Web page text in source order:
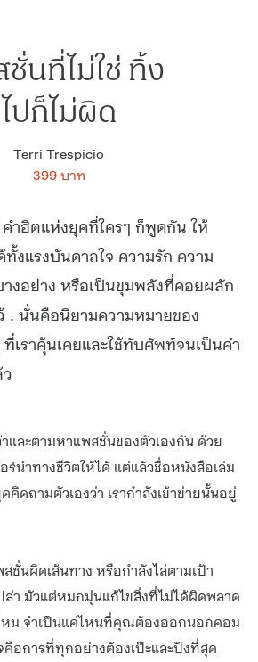
นที่ไม่ใช่ ทิ้ง
ไปก็ไม่ผิด
Terri Trespicio
399 บาท
ำฮิตแห่งยุคที่ใครๆ ก็พูดกัน ให้
งแรงบันดาลใจ ความรัก ความ
งอย่าง หรือเป็นขุมพลังที่คอยผลัก
. นั่นคือนิยามความหมายของ
เราคุ้นเคยและใช้ทับศัพท์จนเป็นคำ
และตามหาแพสชั่นของตัวเองกัน ด้วย
อร์นำทางชีวิตให้ได้ แต่แล้วชื่อหนังสือเล่ม
ดถามตัวเองว่า เรากำลังเข้าข่ายนั้นอยู่
ชั่นผิดเส้นทาง หรือกำลังไล่ตามเป้า
า มัวแต่หมกมุ่นแก้ไขสิ่งที่ไม่ได้ผิดพลาด
หม จำเป็นแค่ไหนที่คุณต้องออกนอกคอม
คือการที่ทุกอย่างต้องเป๊ะและปังที่สุด